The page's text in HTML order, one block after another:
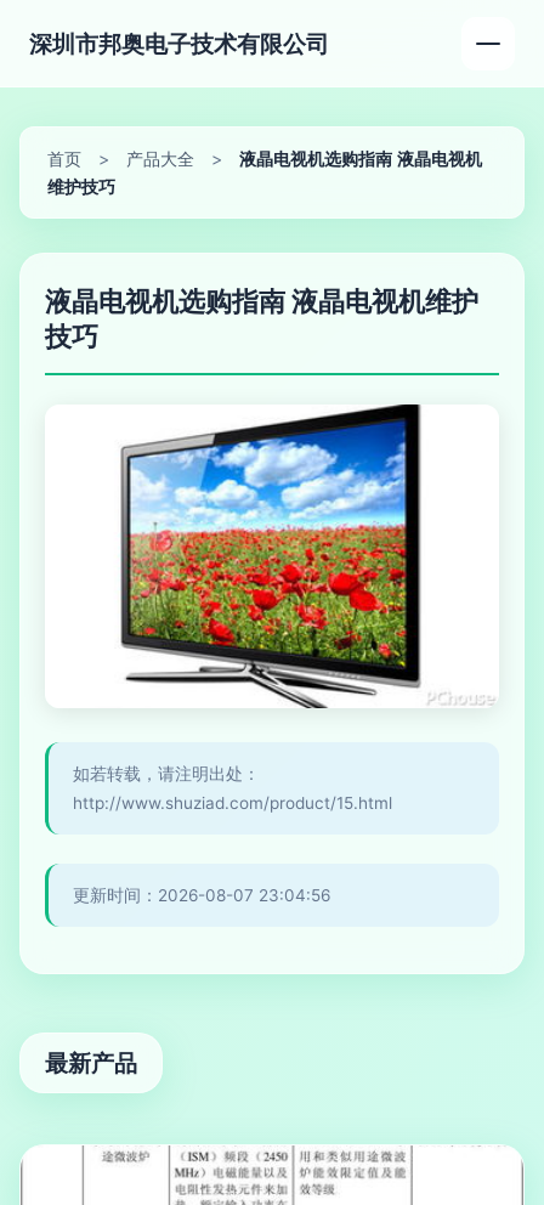
深圳市邦奥电子技术有限公司
首页 > 产品大全 >
液晶电视机选购指南 液晶电视机
维护技巧
液晶电视机选购指南 液晶电视机维护
技巧
如若转载，请注明出处：
http://www.shuziad.com/product/15.html
更新时间：2026-08-07 23:04:56
最新产品